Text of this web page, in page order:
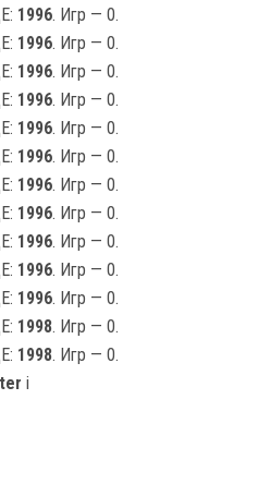
1996. Игр — 0.
1996. Игр — 0.
1996. Игр — 0.
1996. Игр — 0.
1996. Игр — 0.
1996. Игр — 0.
1996. Игр — 0.
1996. Игр — 0.
1996. Игр — 0.
1996. Игр — 0.
1996. Игр — 0.
1998. Игр — 0.
1998. Игр — 0.
i